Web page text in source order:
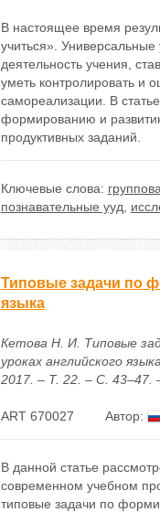
В настоящее время
учиться».
деятельность учения,
уметь контролировать и
самореализации. В
формированию и
продуктивных заданий.
Ключевые слова:
познавательные ууд
Типовые задачи по
языка
Кетова Н. И. Типовые
уроках английского
2017. – Т. 22. – С. 43–47.
ART 670027 Автор:
В данной статье
современном учебном
типовые задачи по